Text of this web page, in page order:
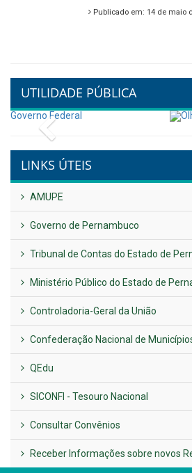
🌿🚤 Semana
Publicado em: 9 de junho
Controladoria
transformação
alinhamento
Conecta+
NOTA DE PESAR
Plano Diretor –
Publicado em: 14 de maio
UTILIDADE PÚBLICA
Previous
LINKS ÚTEIS
AMUPE
Governo de Pernambuco